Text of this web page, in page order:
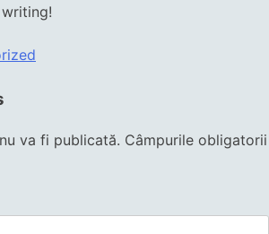
va fi publicată. Câmpurile obligatorii